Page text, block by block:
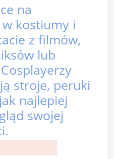
na
kostiumy i
z filmów,
lub
stroje, peruki
najlepiej
swojej